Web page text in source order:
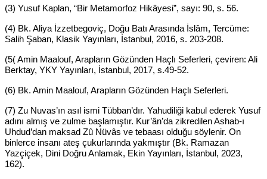
(3) Yusuf Kaplan, “Bir Metamorfoz Hikâyesi”, sayı: 90, s. 56.
(4) Bk. Aliya İzzetbegoviç, Doğu Batı Arasında İslâm, Tercüme:
Salih Şaban, Klasik Yayınları, İstanbul, 2016, s. 203-208.
(5( Amin Maalouf, Arapların Gözünden Haçlı Seferleri, çeviren: Ali
Berktay, YKY Yayınları, İstanbul, 2017, s.49-52.
(6) Bk. Amin Maalouf, Arapların Gözünden Haçlı Seferleri.
(7) Zu Nuvas’ın asıl ismi Tübban’dır. Yahudiliği kabul ederek Yusuf
adını almış ve zulme başlamıştır. Kur’ân’da zikredilen Ashab-ı
Uhdud’dan maksad Zû Nüvâs ve tebaası olduğu söylenir. On
binlerce insanı ateş çukurlarında yakmıştır (Bk. Ramazan
Yazçiçek, Dini Doğru Anlamak, Ekin Yayınları, İstanbul, 2023,
162).